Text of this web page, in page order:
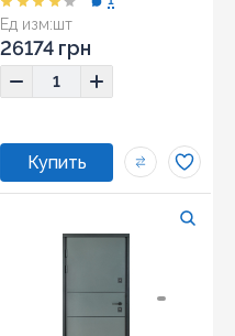
Ед изм:шт
26174 грн